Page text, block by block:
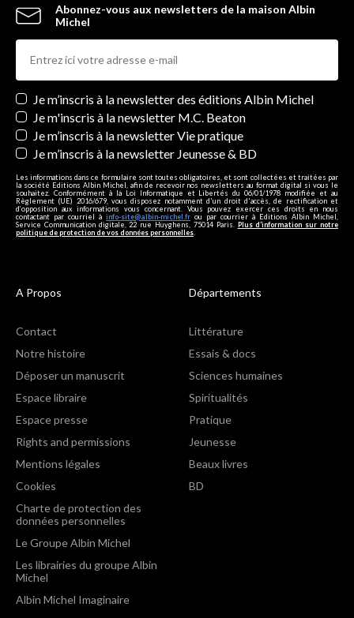
Abonnez-vous aux newsletters de la maison Albin
Michel
Newsletters
Je m’inscris à la newsletter des éditions Albin Michel
Je m'inscris à la newsletter M.C. Beaton
Je m’inscris à la newsletter Vie pratique
Je m’inscris à la newsletter Jeunesse & BD
Les informations dans ce formulaire sont toutes obligatoires, et sont collectées et traitées par
la société Editions Albin Michel, afin de recevoir nos newsletters au format digital si vous le
souhaitez. Conformément à la Loi Informatique et Libertés du 06/01/1978 modifiée et au
Règlement (UE) 2016/679, vous disposez notamment d'un droit d'accès, de rectification et
d’opposition aux informations vous concernant. Vous pouvez exercer ces droits en nous
contactant par courriel à info-site@albin-michel.fr ou par courrier à Editions Albin Michel,
Service Communication digitale, 22 rue Huyghens, 75014 Paris. Plus d’information sur notre
politique de protection de vos données personnelles
A Propos
Contact
Notre histoire
Déposer un manuscrit
Espace libraire
Espace presse
Rights and permissions
Mentions légales
Cookies
Charte de protection des
données personnelles
Le Groupe Albin Michel
Les librairies du groupe Albin
Michel
Albin Michel Imaginaire
Départements
Littérature
Essais & docs
Sciences humaines
Spiritualités
Pratique
Jeunesse
Beaux livres
BD